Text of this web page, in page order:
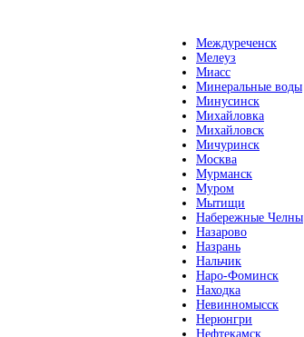
Междуреченск
Мелеуз
Миасс
Минеральные воды
Минусинск
Михайловка
Михайловск
Мичуринск
Москва
Мурманск
Муром
Мытищи
Набережные Челны
Назарово
Назрань
Нальчик
Наро-Фоминск
Находка
Невинномысск
Нерюнгри
Нефтекамск